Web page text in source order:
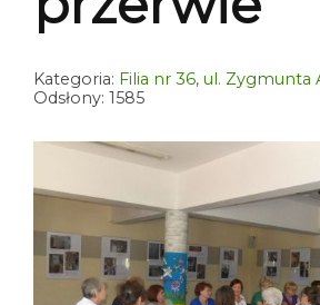
Kategoria: Filia nr 36, ul. Zygmunta
Odsłony: 1585